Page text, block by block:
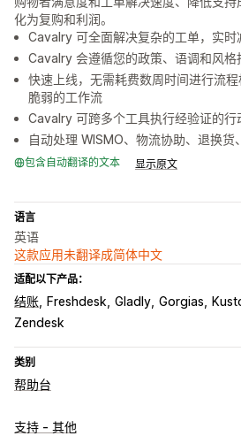
化为复购和利润。
Cavalry 可全面解决复杂的工单，实时
Cavalry 会遵循您的政策、语调和风格
快速上线，无需耗费数周时间进行流
脆弱的工作流
Cavalry 可跨多个工具执行经验证的
自动处理 WISMO、物流协助、退换货
包含自动翻译的文本 显示原文
语言
英语
这款应用未翻译成简体中文
适配以下产品：
结账 Freshdesk Gladly Gorgias
Zendesk
类别
帮助台
渠道
支持 - 其他